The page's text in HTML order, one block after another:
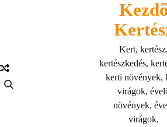
Kert, kertész,
kertészkedés,
kerti növények,
virágok,
növények,
virágok,